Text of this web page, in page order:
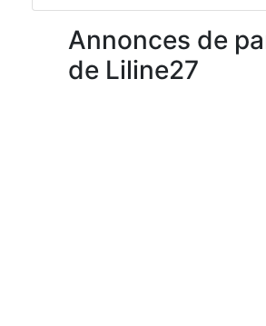
Annonces de
de Liline27